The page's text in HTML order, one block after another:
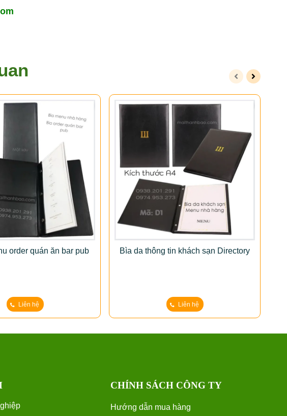
order quán ăn bar pub
Liên hệ
Bìa da thông tin khách sạn Directory
Liên hệ
CHÍNH SÁCH CÔNG TY
Hướng dẫn mua hàng